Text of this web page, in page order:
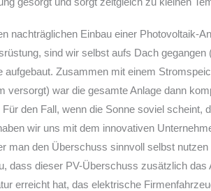
nachträglichen Einbau einer Photovoltaik-
sind wir selbst aufs Dach
aufgebaut. Zusammen mit einem
versorgt) war die gesamte Anlage dann
den Fall, wenn die Sonne soviel scheint,
wir uns mit dem innovativen
man den Überschuss sinnvoll selbst
dass dieser PV-Überschuss zusätzlich
erreicht hat, das elektrische